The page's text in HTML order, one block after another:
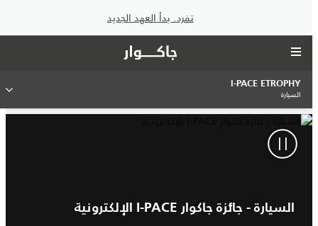
تفرد. بدأ العهد الجديد
I‑PACE ETROPHY
السيارة
السيارة - جائزة جاكوار I-PACE الإلكترونية